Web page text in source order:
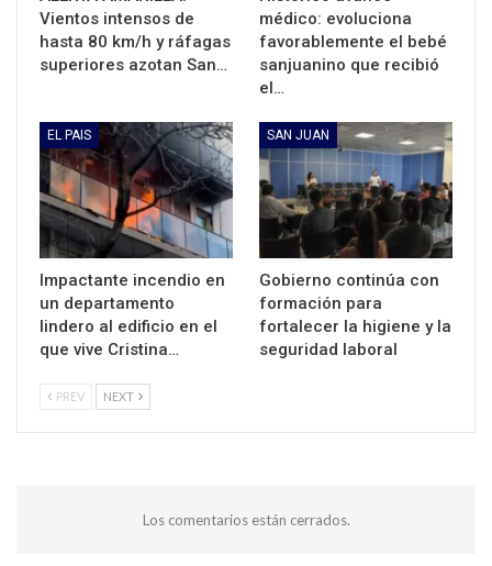
Vientos intensos de
hasta 80 km/h y ráfagas
superiores azotan San…
médico: evoluciona
favorablemente el bebé
sanjuanino que recibió
el…
EL PAIS
Impactante incendio en
un departamento
lindero al edificio en el
que vive Cristina…
SAN JUAN
Gobierno continúa con
formación para
fortalecer la higiene y la
seguridad laboral
PREV NEXT
Los comentarios están cerrados.